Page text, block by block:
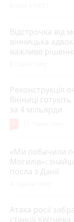
Відстрочка від
вінницька
важливе
Реконструкція
Вінниці
за 4 мільярди
«Ми побачили
Могилів»:
посла з Данії
Атака росії
станції